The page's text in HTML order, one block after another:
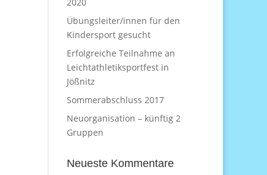
Übungsleiter/innen für den
Kindersport gesucht
Erfolgreiche Teilnahme an
Leichtathletiksportfest in
Jößnitz
Sommerabschluss 2017
Neuorganisation – künftig 2
Gruppen
Neueste Kommentare